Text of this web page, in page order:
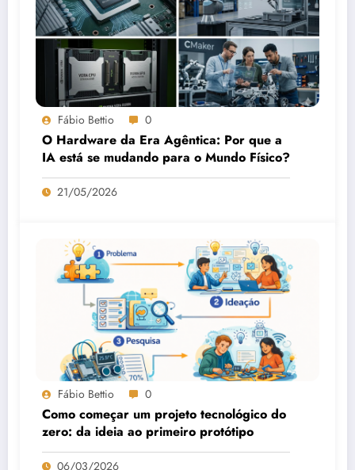
Fábio Bettio 0
O Hardware da Era Agêntica: Por que a
IA está se mudando para o Mundo Físico?
21/05/2026
Fábio Bettio 0
Como começar um projeto tecnológico do
zero: da ideia ao primeiro protótipo
06/03/2026